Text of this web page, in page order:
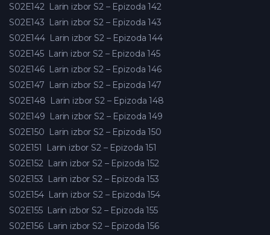
S02E142 Larin izbor S2 – Epizoda 142
S02E143 Larin izbor S2 – Epizoda 143
S02E144 Larin izbor S2 – Epizoda 144
S02E145 Larin izbor S2 – Epizoda 145
S02E146 Larin izbor S2 – Epizoda 146
S02E147 Larin izbor S2 – Epizoda 147
S02E148 Larin izbor S2 – Epizoda 148
S02E149 Larin izbor S2 – Epizoda 149
S02E150 Larin izbor S2 – Epizoda 150
S02E151
Larin izbor S2 – Epizoda 151
S02E152 Larin izbor S2 – Epizoda 152
S02E153 Larin izbor S2 – Epizoda 153
S02E154 Larin izbor S2 – Epizoda 154
S02E155 Larin izbor S2 – Epizoda 155
S02E156 Larin izbor S2 – Epizoda 156